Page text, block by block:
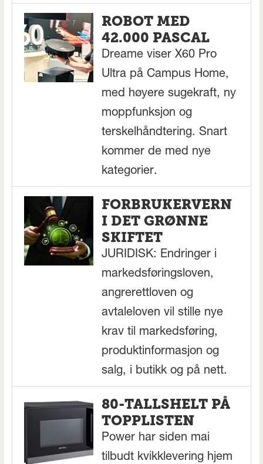
ROBOT MED
42.000 PASCAL
Dreame viser X60 Pro
Ultra på Campus Home,
med høyere sugekraft, ny
moppfunksjon og
terskelhåndtering. Snart
kommer de med nye
kategorier.
FORBRUKERVERN
I DET GRØNNE
SKIFTET
JURIDISK: Endringer i
markedsføringsloven,
angrerettloven og
avtaleloven vil stille nye
krav til markedsføring,
produktinformasjon og
salg, i butikk og på nett.
80-TALLSHELT PÅ
TOPPLISTEN
Power har siden mai
tilbudt kvikklevering hjem